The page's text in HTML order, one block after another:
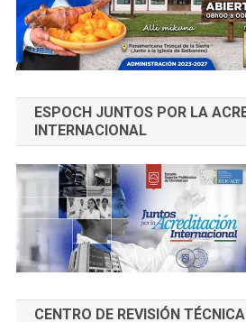
ESPOCH JUNTOS POR LA
INTERNACIONAL
CENTRO DE REVISIÓN